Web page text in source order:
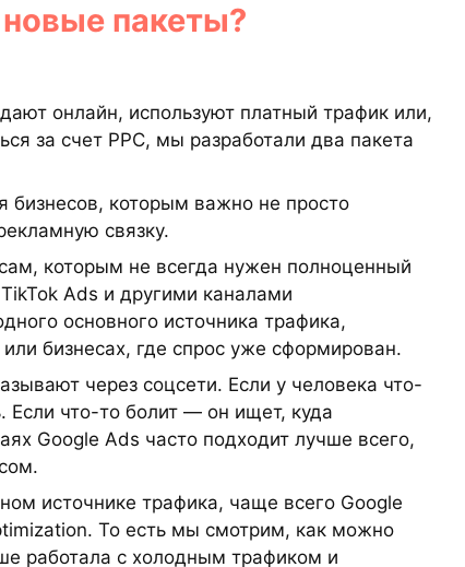
пакеты?
онлайн, используют платный трафик или,
за счет PPC, мы разработали два пакета
бизнесов, которым важно не просто
связку.
которым не всегда нужен полноценный
Ads и другими каналами
основного источника трафика,
бизнесах, где спрос уже сформирован.
через соцсети. Если у человека что-
что-то болит — он ищет, куда
Google Ads часто подходит лучше всего,
источнике трафика, чаще всего Google
То есть мы смотрим, как можно
работала с холодным трафиком и